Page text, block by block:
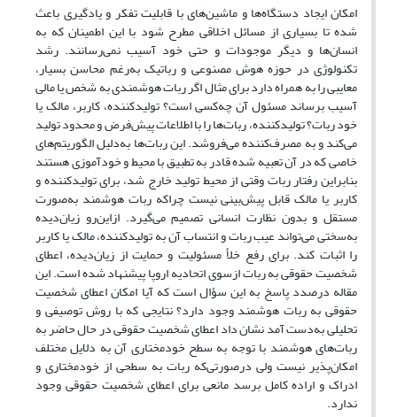
امکان ایجاد دستگاه‌ها و ماشین‌های با قابلیت تفکر و یادگیری باعث
شده تا بسیاری از مسائل اخلاقی مطرح شود با این اطمینان که به
انسان‌ها و دیگر موجودات و حتی خود آسیب نمی‌رسانند. رشد
تکنولوژی در حوزه هوش مصنوعی و رباتیک به‌رغم محاسن بسیار،
معایبی را به همراه دارد برای مثال اگر ربات هوشمندی به شخص یا مالی
آسیب برساند مسئول آن چه‌کسی است؟ تولید‌کننده، کاربر، مالک یا
خود ربات؟ تولیدکننده، ربات‌ها را با اطلاعات پیش‌فرض و محدود تولید
می‌کند و به مصرف‌کننده می‌فروشد‌. این ربات‌ها به‌دلیل الگوریتم‌های
خاصی که در آن تعبیه شده قادر به تطبیق با محیط و خودآموزی هستند
بنابراین رفتار ربات وقتی از محیط تولید خارج شد، برای تولیدکننده و
کاربر یا مالک قابل پیش‌بینی نیست چرا‌‌که ربات هوشمند به‌صورت
مستقل و بدون نظارت انسانی تصمیم می‌گیرد. از‌این‌رو زیان‌دیده
به‌سختی می‌تواند عیب ربات و انتساب آن به تولیدکننده‌، مالک یا کاربر
را اثبات کند‌. برای رفع خلأ مسئولیت و حمایت از زیان‌دیده، اعطای
شخصیت حقوقی به ربات از‌سوی اتحادیه اروپا پیشنهاد شده است. این
مقاله درصدد پاسخ به این سؤال است که آیا امکان اعطای شخصیت
حقوقی به ربات هوشمند وجود دارد؟ نتایجی که با روش توصیفی و
تحلیلی به‌دست آمد نشان داد اعطای شخصیت حقوقی در حال حاضر به
ربات‌های هوشمند با توجه به سطح خودمختاری آن به دلایل مختلف
امکان‌پذیر نیست ولی درصورتی‌که ربات به سطحی از خودمختاری و
ادراک و اراده کامل برسد مانعی برای اعطای شخصیت حقوقی وجود
ندارد.